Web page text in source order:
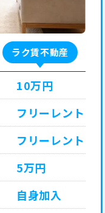
ラク賃不動産
10万円
フリーレント
フリーレント
5万円
自身加入